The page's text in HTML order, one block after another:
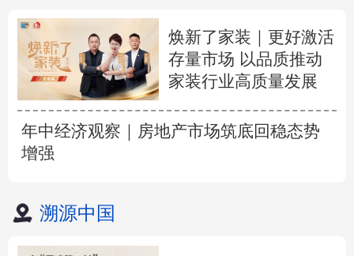
焕新了家装｜更好激活
存量市场 以品质推动
家装行业高质量发展
年中经济观察｜房地产市场筑底回稳态势
增强
溯源中国